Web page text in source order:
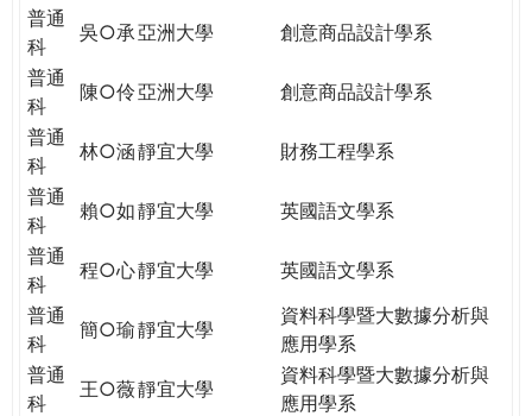
普通
科
吳○承亞洲大學
創意商品設計學系
普通
科
陳○伶亞洲大學
創意商品設計學系
普通
科
林○涵靜宜大學
財務工程學系
普通
科
賴○如靜宜大學
英國語文學系
普通
科
程○心靜宜大學
英國語文學系
普通
科
簡○瑜靜宜大學
資料科學暨大數據分析與
應用學系
普通
科
王○薇靜宜大學
資料科學暨大數據分析與
應用學系